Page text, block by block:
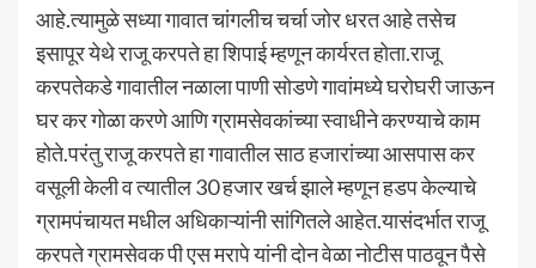
आहे.त्यामुळे सध्या गावात चांगलीच चर्चा जोर धरत आहे तसेच
इसापूर येथे राजू करपते हा शिपाई म्हणून कार्यरत होता.राजू
करपतेकडे गावातील नळाला पाणी सोडणे गावांमध्ये घरोघरी जाऊन
घर कर गोळा करणे आणि ग्रामसेवकांच्या स्वाधीने करण्याचे काम
होते.परंतु राजू करपते हा गावातील साठ हजारांच्या आसपास कर
वसूली केली व त्यातील 30 हजार खर्च झाले म्हणून हडप केल्याचे
ग्रामपंचायत मधील अधिकाऱ्यांनी सांगितले आहेत.यासंदर्भात राजू
करपते ग्रामसेवक पी एस मरापे यांनी दोन वेळा नोटीस पाठवून पैसे